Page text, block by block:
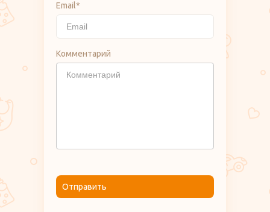
Email*
Комментарий
Отправить